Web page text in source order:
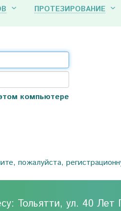
ПРОТЕЗИРОВАНИЕ
компьютере
пожалуйста,
Тольятти, ул. 40